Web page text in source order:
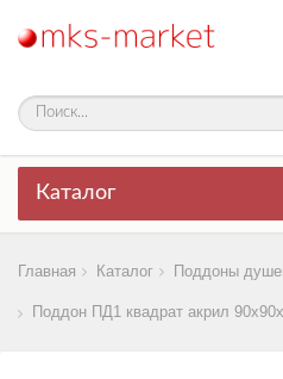
Каталог
Главная Каталог Поддоны
Поддон ПД1 квадрат акрил